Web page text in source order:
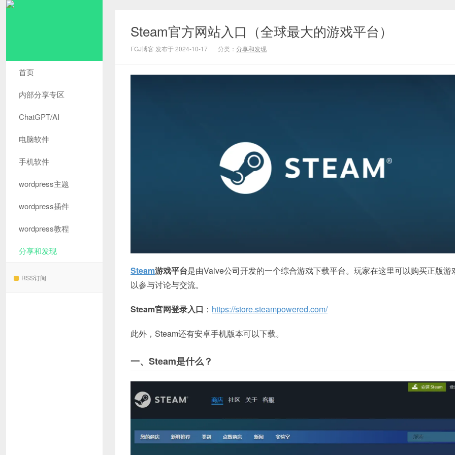
首页
内部分享专区
ChatGPT/AI
电脑软件
手机软件
wordpress主题
wordpress插件
wordpress教程
分享和发现
RSS订阅
Steam官方网站入口（全球最大的游戏平台）
FGJ博客 发布于 2024-10-17 分类： 分享和发现
Steam游戏平台是由Valve公司开发的一个综合游戏下载平台。玩家在这里可以购买正版游
以参与讨论与交流。
Steam官网登录入口 ： https://store.steampowered.com/
此外，Steam还有安卓手机版本可以下载。
一、Steam是什么？